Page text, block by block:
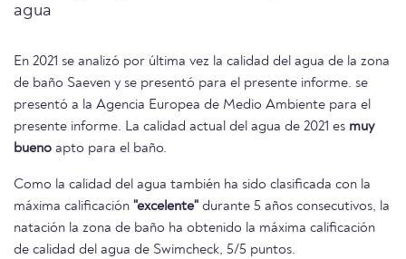
agua
En 2021 se analizó por última vez la calidad del agua de la zona
de baño Saeven y se presentó para el presente informe. se
presentó a la Agencia Europea de Medio Ambiente para el
presente informe. La calidad actual del agua de 2021 es muy
bueno apto para el baño.
Como la calidad del agua también ha sido clasificada con la
máxima calificación "excelente" durante 5 años consecutivos, la
natación la zona de baño ha obtenido la máxima calificación
de calidad del agua de Swimcheck, 5/5 puntos.